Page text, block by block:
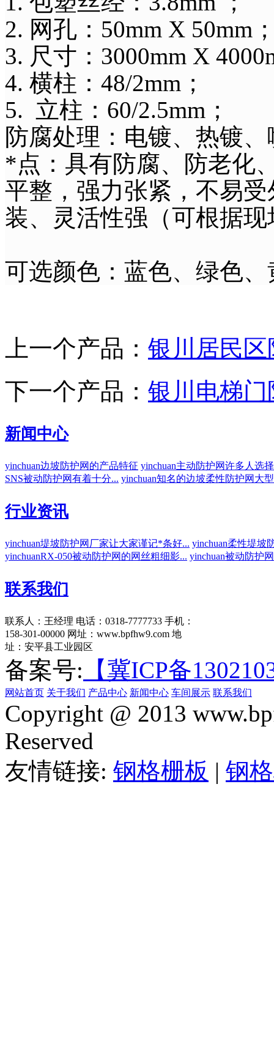
2. 网孔：50mm X
3. 尺寸：3000mm X
4. 横柱：48/2mm；
5. 立柱：60/2.5mm；
防腐处理：电镀、热
*点：具有防腐、防老化
平整，强力张紧，不易
装、灵活性强（可根据
可选颜色：蓝色、绿色
上一个产品： 银川居民区
下一个产品： 银川电梯门
新闻中心
yinchuan边坡防护网的产品特征 yinchuan主动防护网许多人选
SNS被动防护网有着十分... yinchuan知名的边坡柔性防护网大
行业资讯
yinchuan堤坡防护网厂家让大家谨记*条好... yinchuan柔性堤坡
yinchuanRX-050被动防护网的网丝粗细影... yinchuan被动防护
联系我们
联系人：王经理 电话：0318-7777733 手机：
158-301-00000 网址：www.bpfhw9.com 地
址：安平县工业园区
备案号: 【冀ICP备
网站首页 关于我们 产品中心 新闻中心 车间展示 联系我们
Copyright @ 2013
Reserved
友情链接: 钢格栅板 | 钢